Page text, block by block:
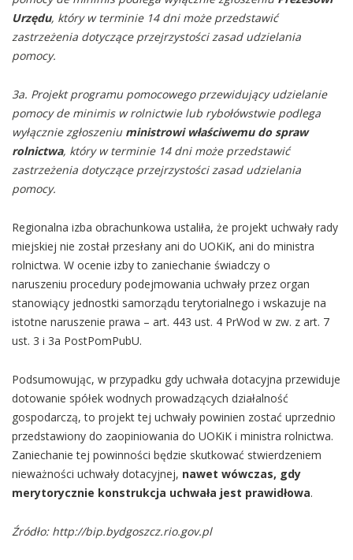
Urzędu, który w terminie 14 dni może przedstawić
zastrzeżenia dotyczące przejrzystości zasad udzielania
pomocy.
3a. Projekt programu pomocowego przewidujący udzielanie
pomocy de minimis w rolnictwie lub rybołówstwie podlega
wyłącznie zgłoszeniu ministrowi właściwemu do spraw
rolnictwa, który w terminie 14 dni może przedstawić
zastrzeżenia dotyczące przejrzystości zasad udzielania
pomocy.
Regionalna izba obrachunkowa ustaliła, że projekt uchwały rady
miejskiej nie został przesłany ani do UOKiK, ani do ministra
rolnictwa. W ocenie izby to zaniechanie świadczy o
naruszeniu procedury podejmowania uchwały przez organ
stanowiący jednostki samorządu terytorialnego i wskazuje na
istotne naruszenie prawa – art. 443 ust. 4 PrWod w zw. z art. 7
ust. 3 i 3a PostPomPubU.
Podsumowując, w przypadku gdy uchwała dotacyjna przewiduje
dotowanie spółek wodnych prowadzących działalność
gospodarczą, to projekt tej uchwały powinien zostać uprzednio
przedstawiony do zaopiniowania do UOKiK i ministra rolnictwa.
Zaniechanie tej powinności będzie skutkować stwierdzeniem
nieważności uchwały dotacyjnej, nawet wówczas, gdy
merytorycznie konstrukcja uchwała jest prawidłowa.
Źródło: http://bip.bydgoszcz.rio.gov.pl